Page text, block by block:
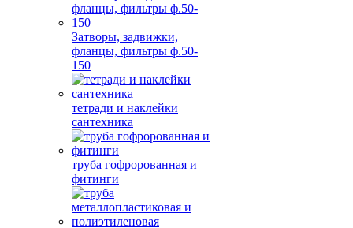
Затворы, задвижки,
фланцы, фильтры ф.50-
150
тетради и наклейки
сантехника
труба гофророванная и
фитинги